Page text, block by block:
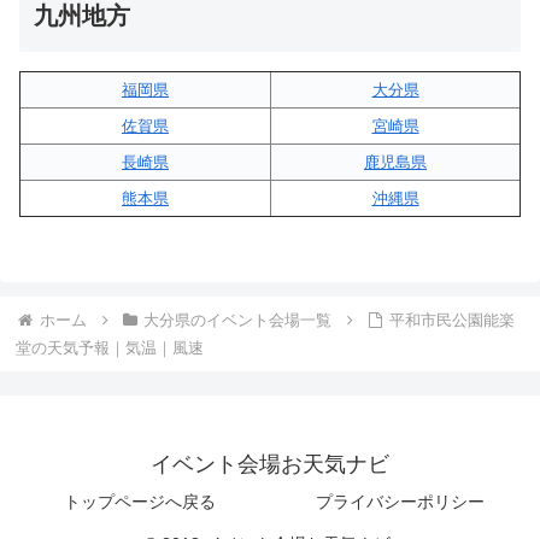
九州地方
福岡県
大分県
佐賀県
宮崎県
長崎県
鹿児島県
熊本県
沖縄県
ホーム 大分県のイベント会場一覧
平和市民公園能楽
堂の天気予報｜気温｜風速
イベント会場お天気ナビ
トップページへ戻る プライバシーポリシー